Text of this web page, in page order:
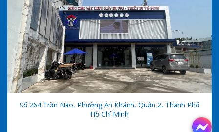
Số 264 Trần Não, Phường An Khánh, Quận 2, Thành Phố
Hồ Chí Minh